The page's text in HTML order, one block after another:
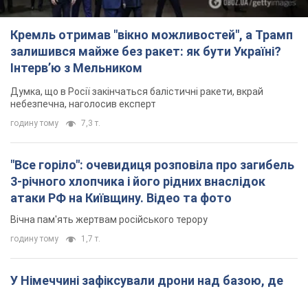
Кремль отримав "вікно можливостей", а Трамп
залишився майже без ракет: як бути Україні?
Інтерв’ю з Мельником
Думка, що в Росії закінчаться балістичні ракети, вкрай
небезпечна, наголосив експерт
годину тому 7,3 т.
"Все горіло": очевидиця розповіла про загибель
3-річного хлопчика і його рідних внаслідок
атаки РФ на Київщину. Відео та фото
Вічна пам'ять жертвам російського терору
годину тому 1,7 т.
У Німеччині зафіксували дрони над базою, де